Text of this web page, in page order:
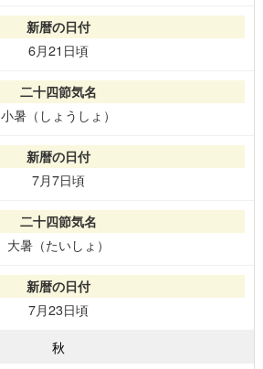
6月21日頃
小暑（しょうしょ）
7月7日頃
大暑（たいしょ）
7月23日頃
秋